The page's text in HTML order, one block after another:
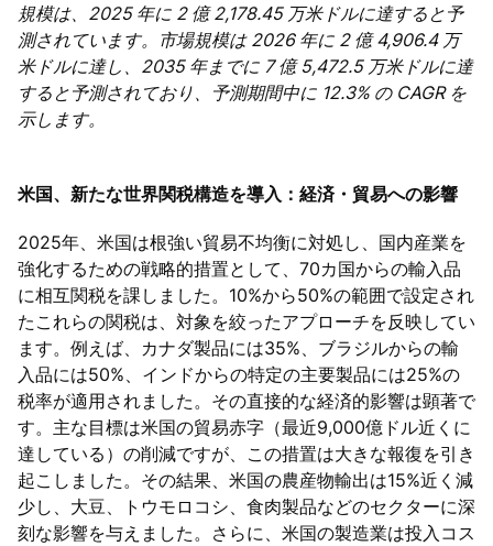
規模は、2025 年に 2 億 2,178.45 万米ドルに達すると予
測されています。市場規模は 2026 年に 2 億 4,906.4 万
米ドルに達し、2035 年までに 7 億 5,472.5 万米ドルに達
すると予測されており、予測期間中に 12.3% の CAGR を
示します。
米国、新たな世界関税構造を導入：経済・貿易への影響
2025年、米国は根強い貿易不均衡に対処し、国内産業を
強化するための戦略的措置として、70カ国からの輸入品
に相互関税を課しました。10%から50%の範囲で設定され
たこれらの関税は、対象を絞ったアプローチを反映してい
ます。例えば、カナダ製品には35%、ブラジルからの輸
入品には50%、インドからの特定の主要製品には25%の
税率が適用されました。その直接的な経済的影響は顕著で
す。主な目標は米国の貿易赤字（最近9,000億ドル近くに
達している）の削減ですが、この措置は大きな報復を引き
起こしました。その結果、米国の農産物輸出は15%近く減
少し、大豆、トウモロコシ、食肉製品などのセクターに深
刻な影響を与えました。さらに、米国の製造業は投入コス